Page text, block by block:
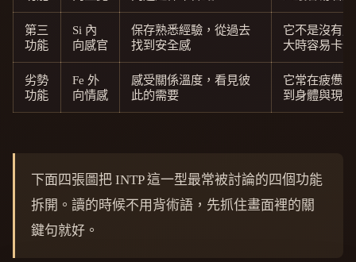
第三
功能
Si 內
向感官
保存熟悉經驗，從過去
找到安全感
它不是沒有
大時容易卡
劣勢
功能
Fe 外
向情感
感受關係溫度，看見彼
此的需要
它常在疲憊
到身體與現
下面四張圖把 INTP 這一型最常被討論的四個功能
拆開。讀的時候不用背術語，先抓住畫面裡的關
鍵句就好。